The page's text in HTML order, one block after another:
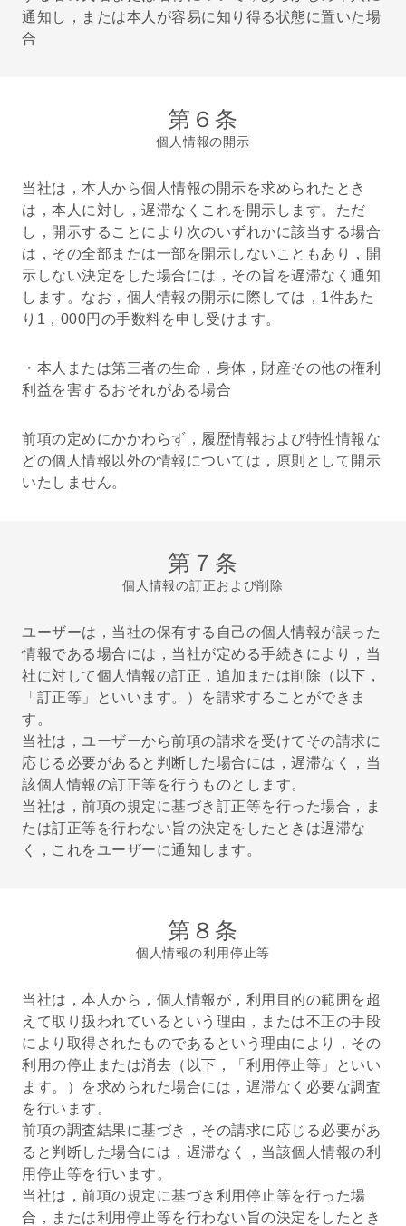
通知し，または本人が容易に知り得る状態に置いた場
合
第６条
個人情報の開示
当社は，本人から個人情報の開示を求められたとき
は，本人に対し，遅滞なくこれを開示します。ただ
し，開示することにより次のいずれかに該当する場合
は，その全部または一部を開示しないこともあり，開
示しない決定をした場合には，その旨を遅滞なく通知
します。なお，個人情報の開示に際しては，1件あた
り1，000円の手数料を申し受けます。
・本人または第三者の生命，身体，財産その他の権利
利益を害するおそれがある場合
前項の定めにかかわらず，履歴情報および特性情報な
どの個人情報以外の情報については，原則として開示
いたしません。
第７条
個人情報の訂正および削除
ユーザーは，当社の保有する自己の個人情報が誤った
情報である場合には，当社が定める手続きにより，当
社に対して個人情報の訂正，追加または削除（以下，
「訂正等」といいます。）を請求することができま
す。
当社は，ユーザーから前項の請求を受けてその請求に
応じる必要があると判断した場合には，遅滞なく，当
該個人情報の訂正等を行うものとします。
当社は，前項の規定に基づき訂正等を行った場合，ま
たは訂正等を行わない旨の決定をしたときは遅滞な
く，これをユーザーに通知します。
第８条
個人情報の利用停止等
当社は，本人から，個人情報が，利用目的の範囲を超
えて取り扱われているという理由，または不正の手段
により取得されたものであるという理由により，その
利用の停止または消去（以下，「利用停止等」といい
ます。）を求められた場合には，遅滞なく必要な調査
を行います。
前項の調査結果に基づき，その請求に応じる必要があ
ると判断した場合には，遅滞なく，当該個人情報の利
用停止等を行います。
当社は，前項の規定に基づき利用停止等を行った場
合，または利用停止等を行わない旨の決定をしたとき